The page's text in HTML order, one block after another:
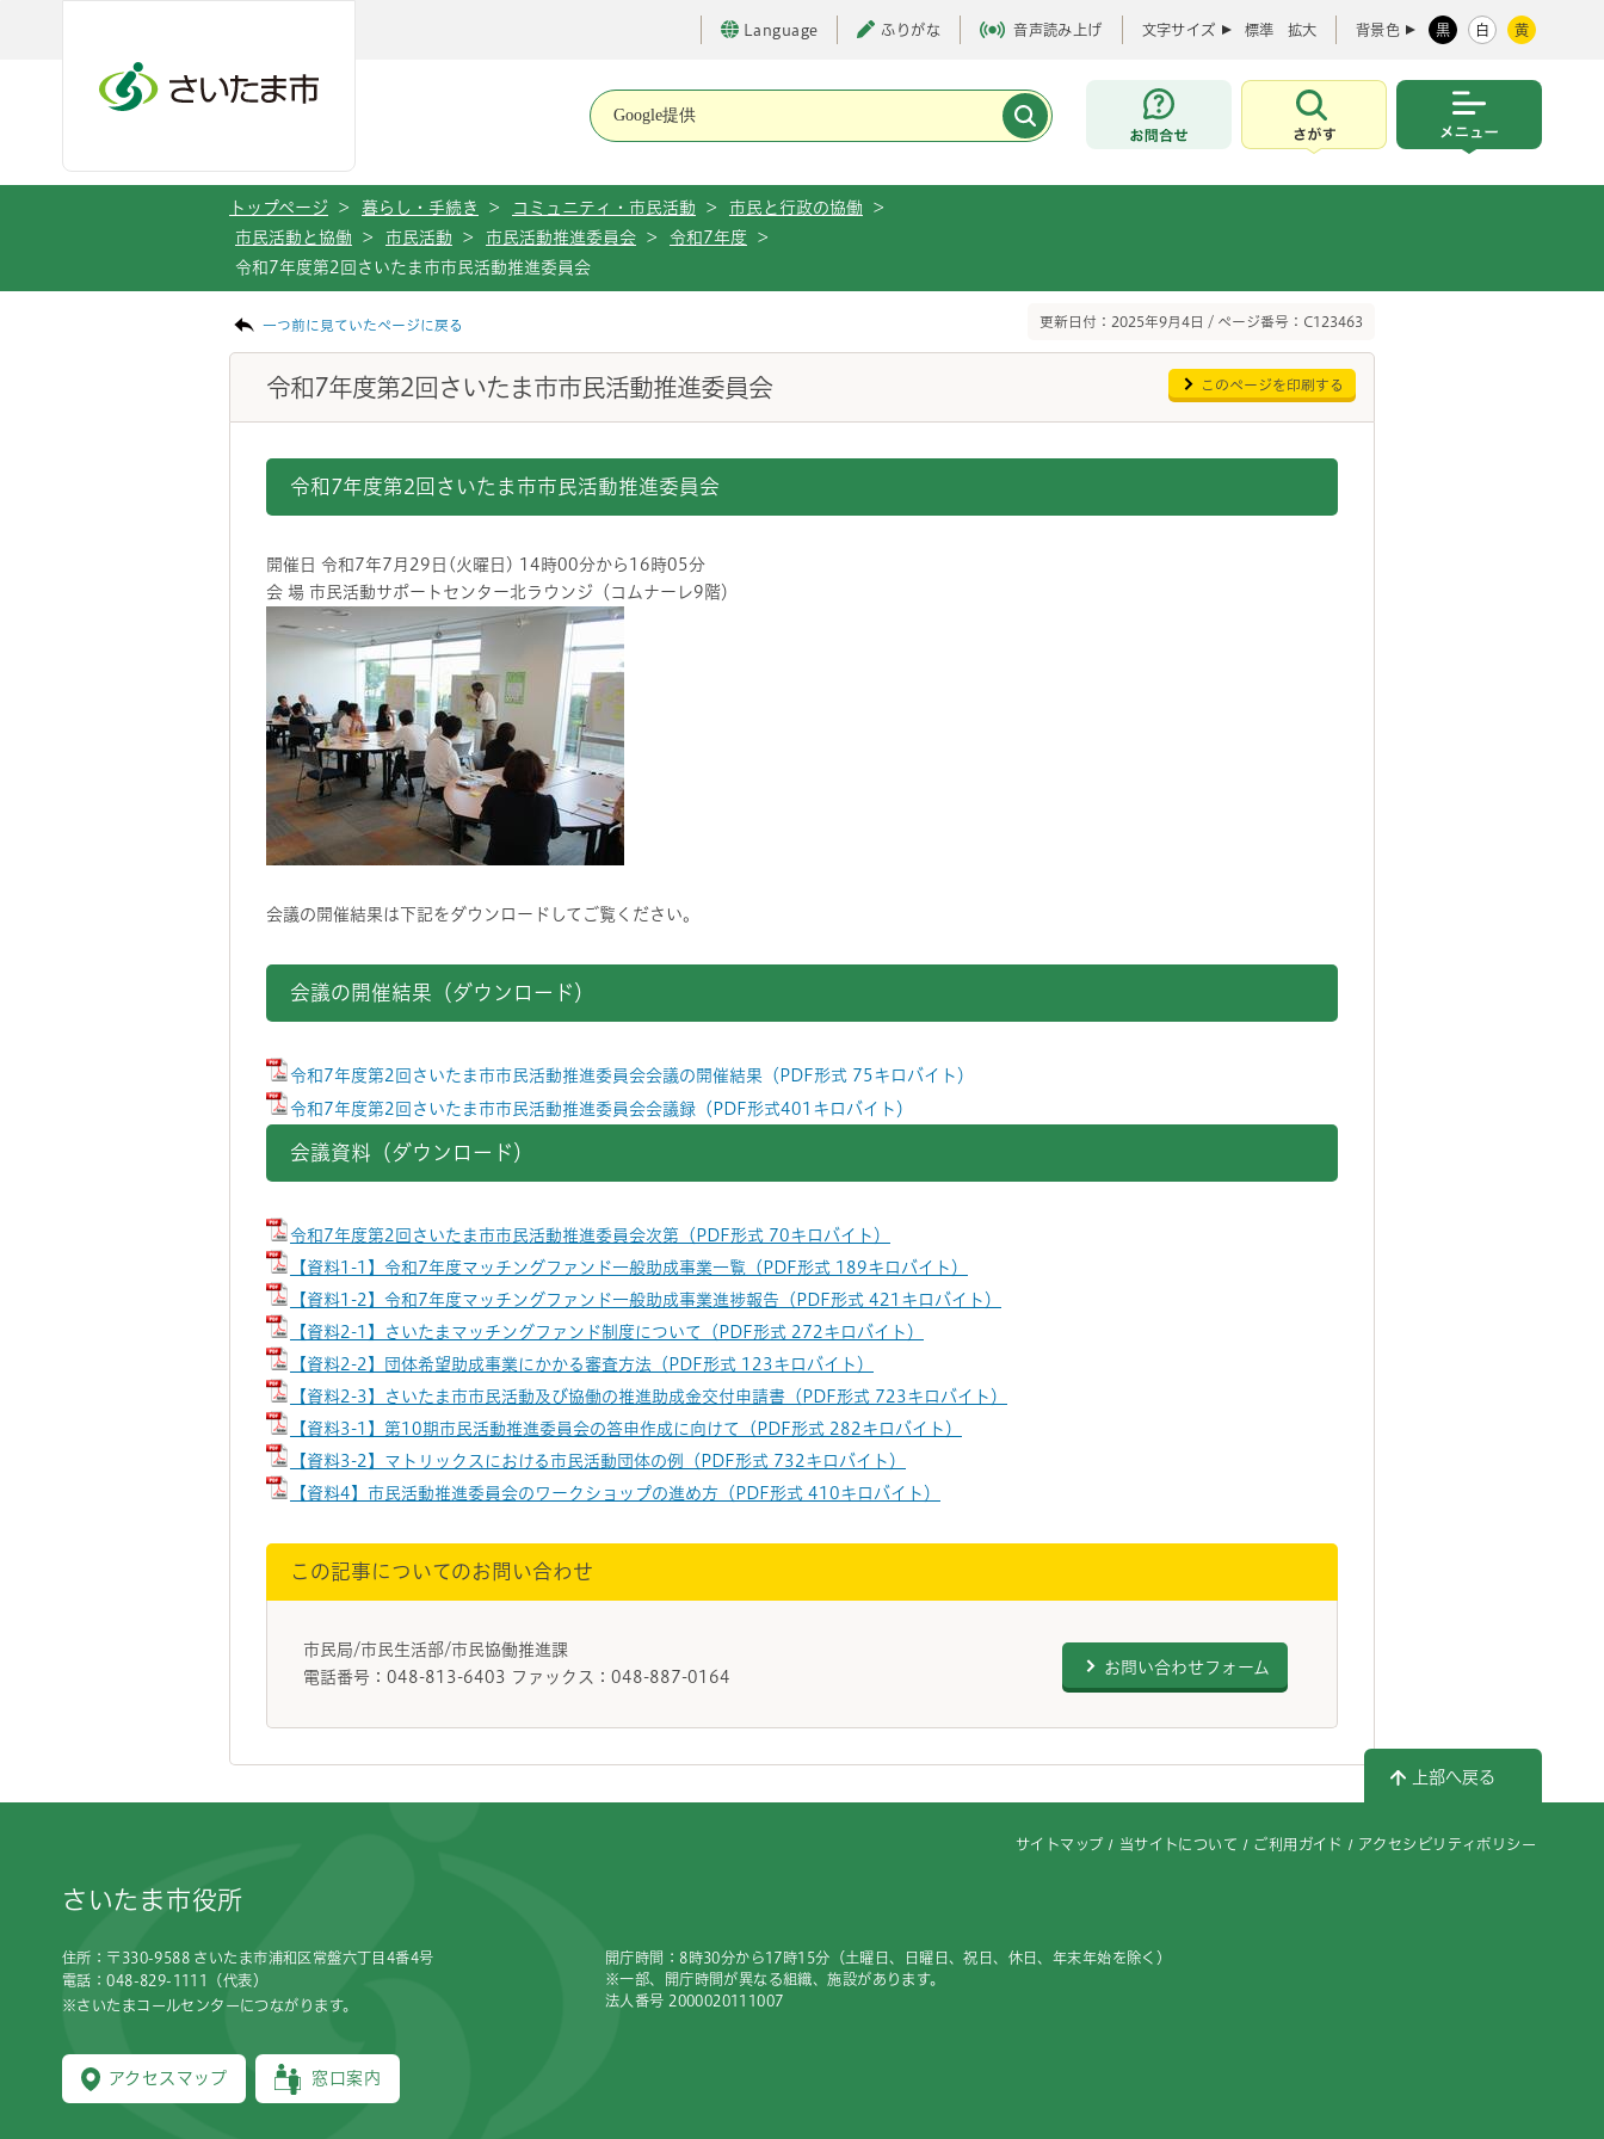
Language ふりがな 音声読み上げ 文字サイズ 標準 拡大 背景色 黒 白 黄
お問合せ
さがす
トップページ > 暮らし・手続き > コミュニティ・市民活動 > 市民と行政の協働
>
市民活動と協働
> 市民活動 > 市民活動推進委員会 > 令和7年度
>
令和7年度第2回さいたま市市民活動推進委員会
一つ前に見ていたページに戻る 更新日付：2025年9月4日 / ページ番号：C123463
令和7年度第2回さいたま市市民活動推進委員会 このページを印刷する
令和7年度第2回さいたま市市民活動推進委員会
開催日 令和7年7月29日(火曜日) 14時00分から16時05分
会 場 市民活動サポートセンター北ラウンジ（コムナーレ9階）
会議の開催結果は下記をダウンロードしてご覧ください。
会議の開催結果（ダウンロード）
令和7年度第2回さいたま市市民活動推進委員会会議の開催結果（PDF形式 75キロバイト）
令和7年度第2回さいたま市市民活動推進委員会会議録（PDF形式401キロバイト）
会議資料（ダウンロード）
令和7年度第2回さいたま市市民活動推進委員会次第（PDF形式 70キロバイト）
【資料1-1】令和7年度マッチングファンド一般助成事業一覧（PDF形式 189キロバイト）
【資料1-2】令和7年度マッチングファンド一般助成事業進捗報告（PDF形式 421キロバイト）
【資料2-1】さいたまマッチングファンド制度について（PDF形式 272キロバイト）
【資料2-2】団体希望助成事業にかかる審査方法（PDF形式 123キロバイト）
【資料2-3】さいたま市市民活動及び協働の推進助成金交付申請書（PDF形式 723キロバイト）
【資料3-1】第10期市民活動推進委員会の答申作成に向けて（PDF形式 282キロバイト）
【資料3-2】マトリックスにおける市民活動団体の例（PDF形式 732キロバイト）
【資料4】市民活動推進委員会のワークショップの進め方（PDF形式 410キロバイト）
この記事についてのお問い合わせ
市民局/市民生活部/市民協働推進課
電話番号：048-813-6403 ファックス：048-887-0164
お問い合わせフォーム
上部へ戻る
サイトマップ 当サイトについて ご利用ガイド アクセシビリティポリシー
さいたま市役所
住所：〒330-9588 さいたま市浦和区常盤六丁目4番4号
電話：048-829-1111（代表）
※さいたまコールセンターにつながります。
アクセスマップ 窓口案内
開庁時間：8時30分から17時15分（土曜日、日曜日、祝日、休日、年末年始を除く）
※一部、開庁時間が異なる組織、施設があります。
法人番号 2000020111007